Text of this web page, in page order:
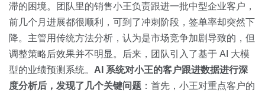
滞的困境。团队里的销售小王负责跟进一批中型企业客户，
前几个月进展都很顺利，可到了冲刺阶段，签单率却突然下
降。主管用传统方法分析，认为是市场竞争加剧导致的，但
调整策略后效果并不明显。后来，团队引入了基于 AI 大模
型的业绩预测系统。 AI 系统对小王的客户跟进数据进行深
度分析后，发现了几个关键问题 ：首先，小王对重点客户的